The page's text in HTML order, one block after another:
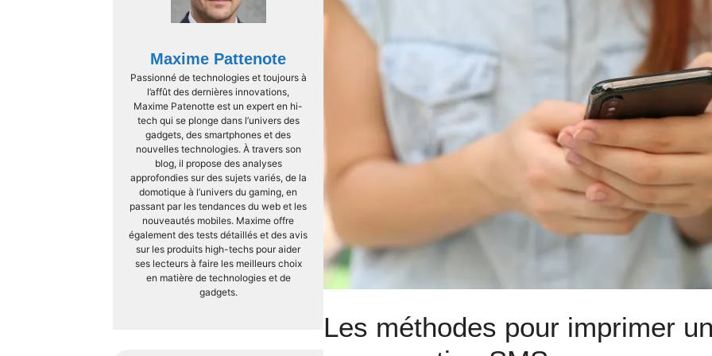
Maxime Pattenote
Passionné de technologies et toujours à
l’affût des dernières innovations,
Maxime Patenotte est un expert en hi-
tech qui se plonge dans l’univers des
gadgets, des smartphones et des
nouvelles technologies. À travers son
blog, il propose des analyses
approfondies sur des sujets variés, de la
domotique à l’univers du gaming, en
passant par les tendances du web et les
nouveautés mobiles. Maxime offre
également des tests détaillés et des avis
sur les produits high-techs pour aider
ses lecteurs à faire les meilleurs choix
en matière de technologies et de
gadgets.
Les méthodes pour imprimer